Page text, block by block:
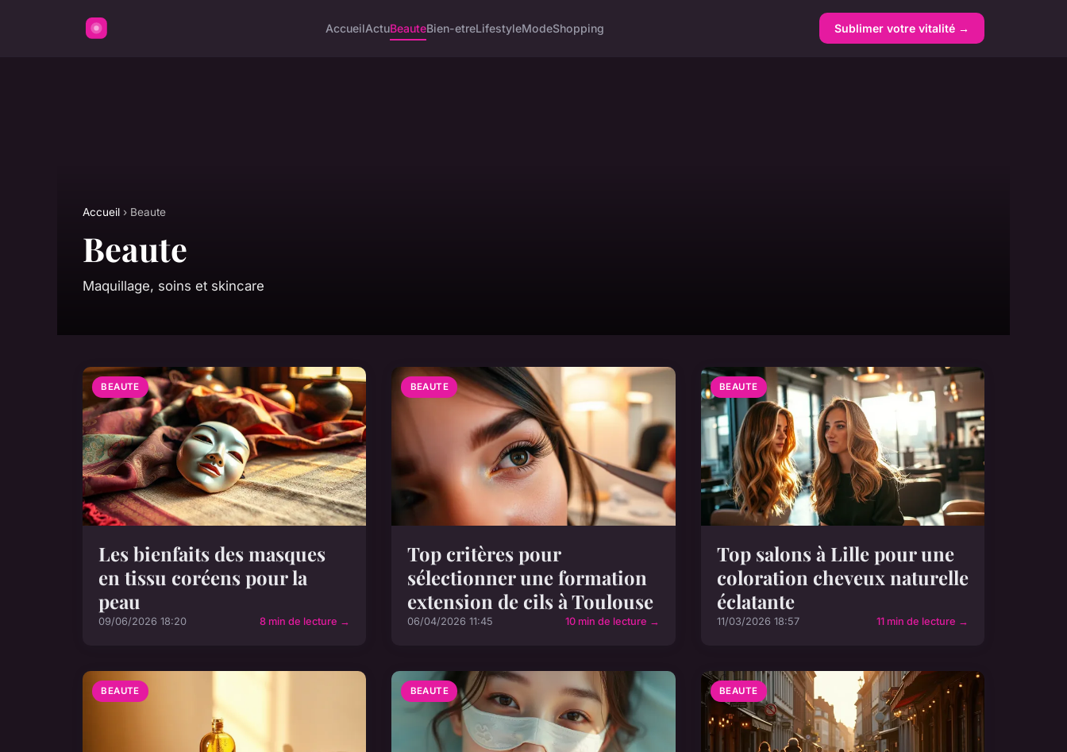
AccueilActuBeauteBien-etreLifestyleModeShopping Sublimer votre vitalité →
Accueil › Beaute
Beaute
Maquillage, soins et skincare
BEAUTE
Les bienfaits des masques
en tissu coréens pour la
peau
09/06/2026 18:20 8 min de lecture →
BEAUTE
Top critères pour
sélectionner une formation
extension de cils à Toulouse
06/04/2026 11:45 10 min de lecture →
BEAUTE
Top salons à Lille pour une
coloration cheveux naturelle
éclatante
11/03/2026 18:57 11 min de lecture →
BEAUTE BEAUTE BEAUTE